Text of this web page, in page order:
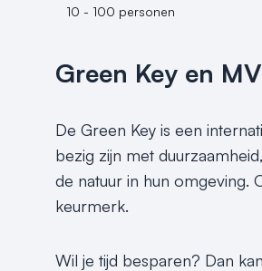
10 - 100 personen
Green Key en
De Green Key is een
bezig zijn met
de natuur in hun omgeving.
keurmerk.
Wil je tijd besparen? Dan